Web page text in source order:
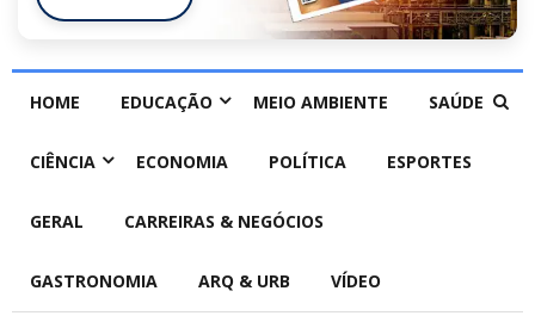
HOME EDUCAÇÃO MEIO AMBIENTE SAÚDE
CIÊNCIA ECONOMIA POLÍTICA ESPORTES
GERAL CARREIRAS & NEGÓCIOS
GASTRONOMIA ARQ & URB VÍDEO